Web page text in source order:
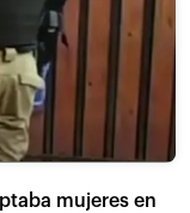
mujeres en